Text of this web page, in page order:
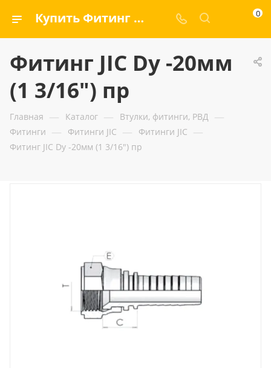
Купить Фитинг JIC Dу -20мм (1 3/16") пр — ООО «ГИДРАМАКС» 0
Фитинг JIC Dу -20мм
(1 3/16") пр
Главная — Каталог — Втулки, фитинги, РВД —
Фитинги — Фитинги JIC — Фитинги JIC —
Фитинг JIC Dу -20мм (1 3/16") пр